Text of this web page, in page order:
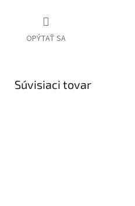
OPÝTAŤ SA
Súvisiaci tovar